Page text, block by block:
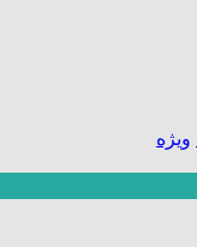
ویژه